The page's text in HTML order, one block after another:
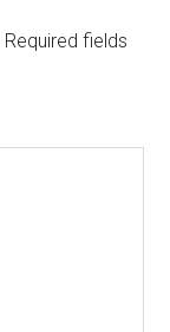
Required fields